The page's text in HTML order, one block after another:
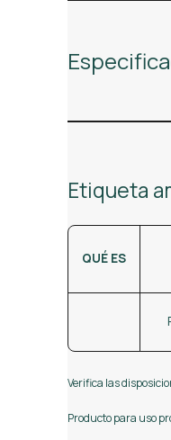
Etiqueta
QUÉ ES
Verifica las
Producto para uso